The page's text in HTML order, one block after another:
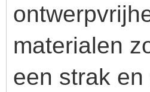
materialen
een strak